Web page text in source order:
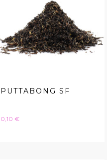
PUTTABONG SF
Hinta
0,10 €